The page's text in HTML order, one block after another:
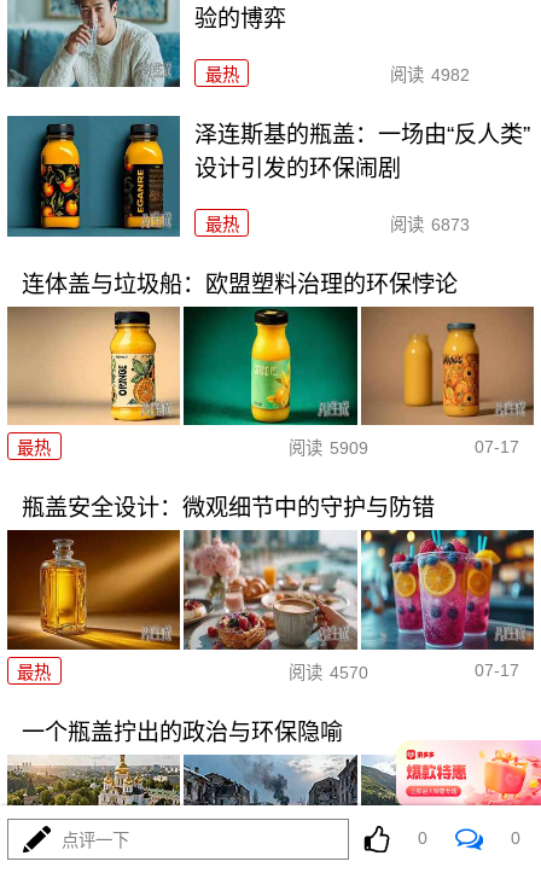
验的博弈
最热 阅读 4982
泽连斯基的瓶盖：一场由“反人类”
设计引发的环保闹剧
最热 阅读 6873
连体盖与垃圾船：欧盟塑料治理的环保悖论
最热 阅读 5909 07-17
瓶盖安全设计：微观细节中的守护与防错
最热 阅读 4570 07-17
一个瓶盖拧出的政治与环保隐喻
点评一下 0 0